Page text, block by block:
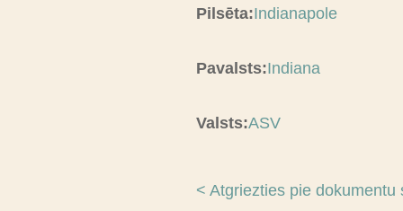
Pilsēta:Indianapole
Pavalsts:Indiana
Valsts:ASV
< Atgriezties pie dokumentu